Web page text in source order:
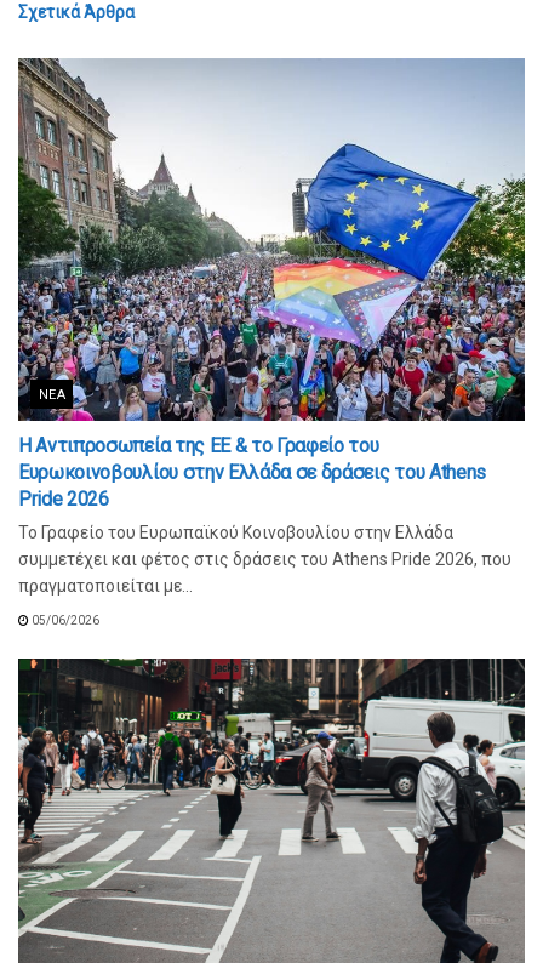
ΣχετικάΆρθρα
ΝΈΑ
Η Αντιπροσωπεία της ΕΕ & το Γραφείο του
Ευρωκοινοβουλίου στην Ελλάδα σε δράσεις του Athens
Pride 2026
Το Γραφείο του Ευρωπαϊκού Κοινοβουλίου στην Ελλάδα
συμμετέχει και φέτος στις δράσεις του Athens Pride 2026, που
πραγματοποιείται με...
05/06/2026